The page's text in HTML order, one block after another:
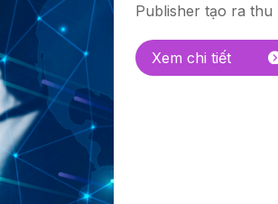
Publisher tạo ra thu
Xem chi tiết